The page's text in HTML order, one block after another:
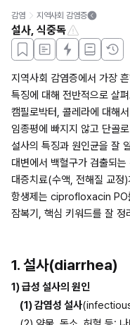
감염 지역사회 감염증
설사, 식중독
지역사회 감염증에서 가장
특징에 대해 전반적으로 살
캠필로박터, 콜레라에 대해
임종평에 빠지지 않고 단골
설사의 특징과 원인균을 잘
대변에서 백혈구가 검출되
대증치료(수액, 전해질 교정
항생제는 ciprofloxacin PO
잠복기, 핵심 키워드를 잘 정
1. 설사(diarrhea)
1) 급성 설사의 원인
(1) 감염성 설사